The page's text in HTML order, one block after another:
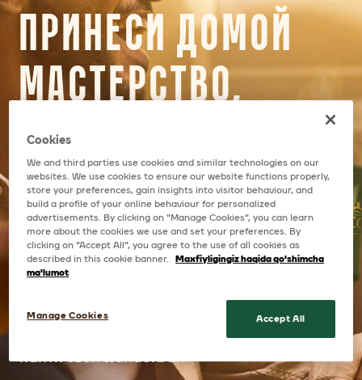
ПРИНЕСИ ДОМОЙ
МАСТЕРСТВО,
КОТОРОМУ БОЛЕЕ
125 ЛЕТ
Несмотря на сложный вкус нашего кофе,
наслаждаться им просто. С нами вы легко
самом совершенном виде. Итак, налейте
себе чашечку и позвольте нам помочь вам
найти свой wunderbar.
Cookies
We and third parties use cookies and similar technologies on our
websites. We use cookies to ensure our website functions properly,
store your preferences, gain insights into visitor behaviour, and
build a profile of your online behaviour for personalized
advertisements. By clicking on “Manage Cookies”, you can learn
more about the cookies we use and set your preferences. By
clicking on “Accept All”, you agree to the use of all cookies as
described in this cookie banner. Maxfiyligingiz haqida qo'shimcha
ma'lumot
Manage Cookies Accept All